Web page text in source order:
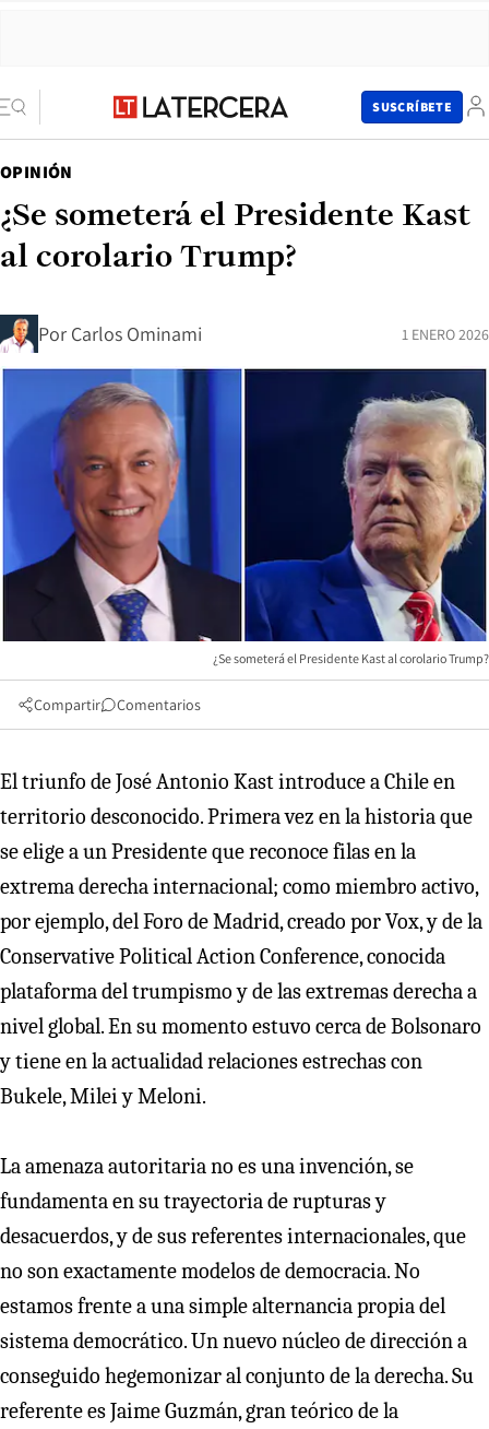
SUSCRÍBETE
OPINIÓN
¿Se someterá el Presidente Kast
al corolario Trump?
Por Carlos Ominami 1 ENERO 2026
¿Se someterá el Presidente Kast al corolario Trump?
Compartir Comentarios
El triunfo de José Antonio Kast introduce a Chile en
territorio desconocido. Primera vez en la historia que
se elige a un Presidente que reconoce filas en la
extrema derecha internacional; como miembro activo,
por ejemplo, del Foro de Madrid, creado por Vox, y de la
Conservative Political Action Conference, conocida
plataforma del trumpismo y de las extremas derecha a
nivel global. En su momento estuvo cerca de Bolsonaro
y tiene en la actualidad relaciones estrechas con
Bukele, Milei y Meloni.
La amenaza autoritaria no es una invención, se
fundamenta en su trayectoria de rupturas y
desacuerdos, y de sus referentes internacionales, que
no son exactamente modelos de democracia. No
estamos frente a una simple alternancia propia del
sistema democrático. Un nuevo núcleo de dirección a
conseguido hegemonizar al conjunto de la derecha. Su
referente es Jaime Guzmán, gran teórico de la